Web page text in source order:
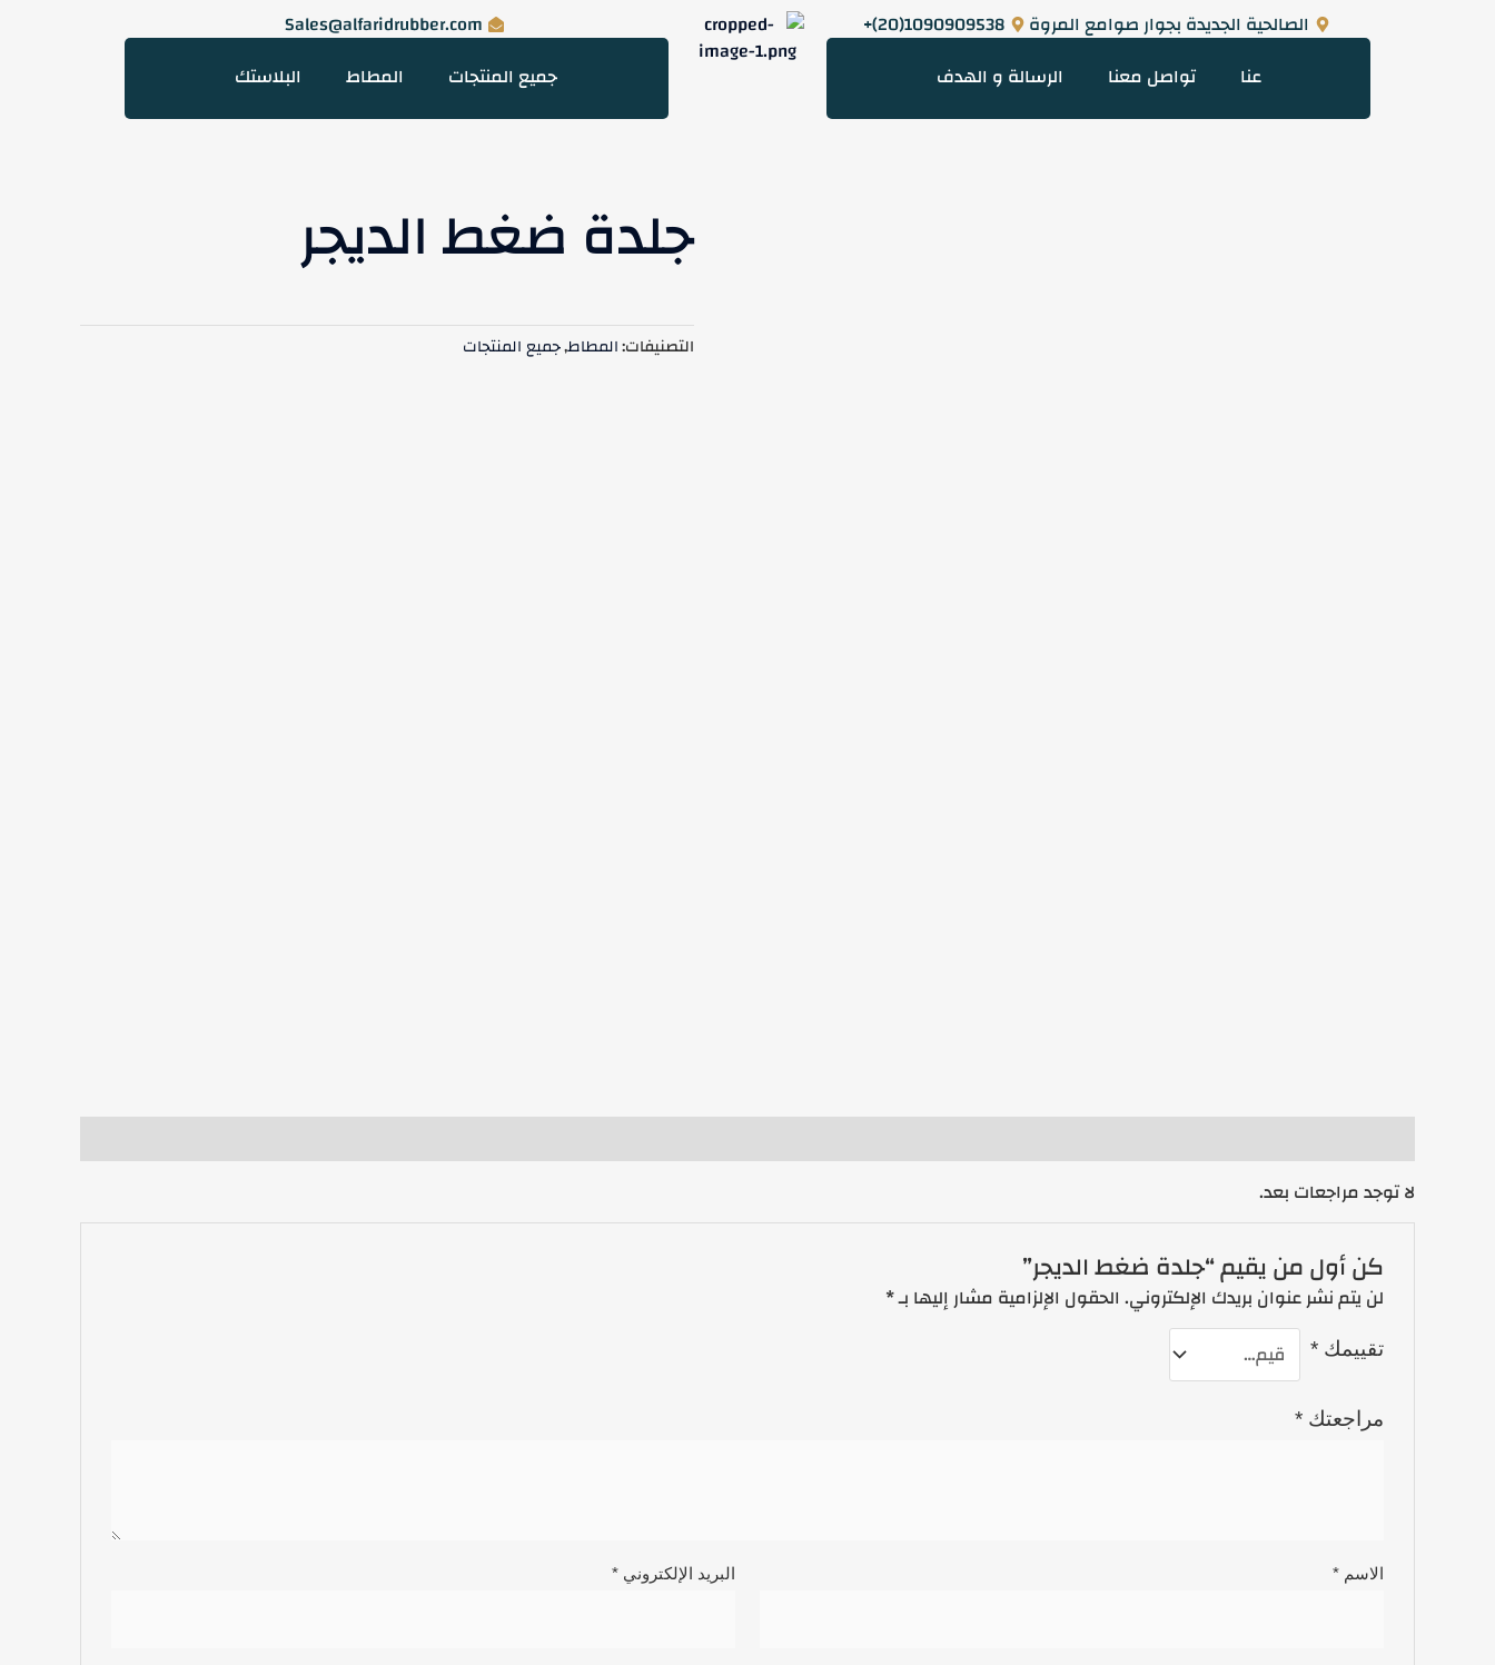
الصالحية الجديدة بجوار صوامع المروة
1090909538(20)+
عنا
تواصل معنا الرسالة و الهدف
Sales@alfaridrubber.com
جميع المنتجات
المطاط البلاستك
جلدة ضغط الديجر
التصنيفات:المطاط,جميع المنتجات
لا توجد مراجعات بعد.
كن أول من يقيم “جلدة ضغط الديجر”
لن يتم نشر عنوان بريدك الإلكتروني. الحقول الإلزامية مشار إليها بـ*
تقييمك *
مراجعتك *
الاسم * البريد الإلكتروني*